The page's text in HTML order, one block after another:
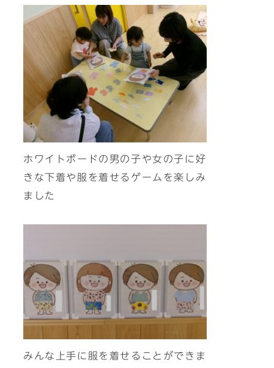
ホワイトボードの男の子や女の子に好
きな下着や服を着せるゲームを楽しみ
ました
みんな上手に服を着せることができま